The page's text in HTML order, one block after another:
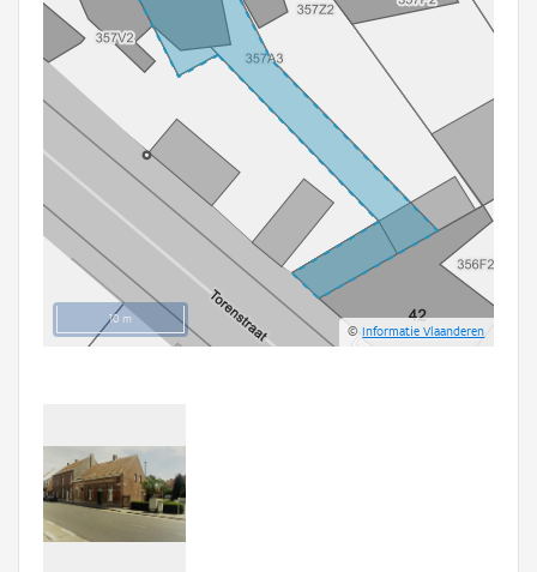
10 m
©Informatie Vlaanderen